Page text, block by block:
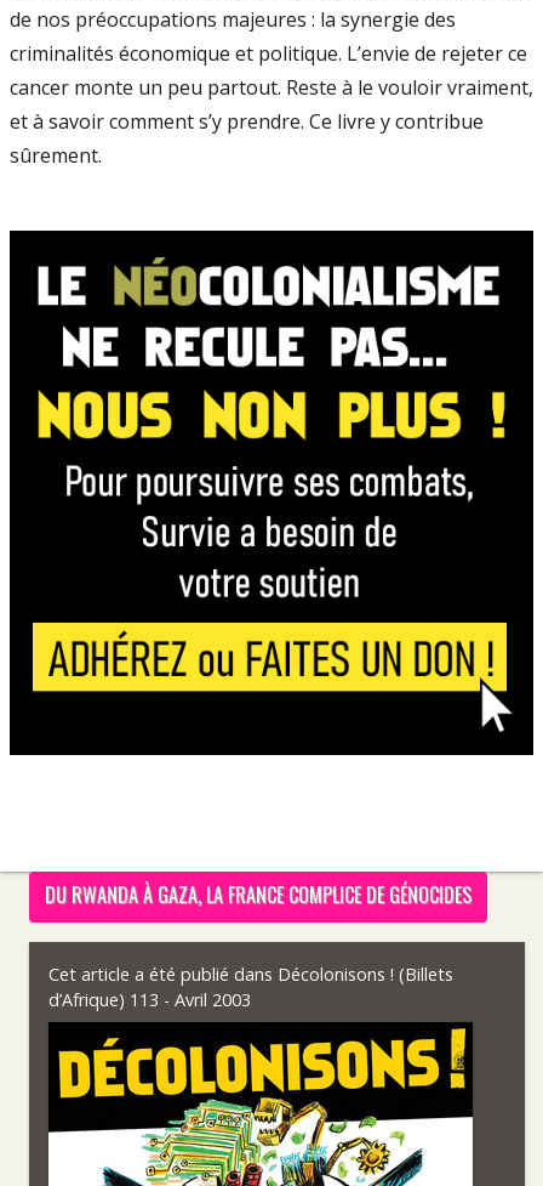
de nos préoccupations majeures : la synergie des
criminalités économique et politique. L’envie de rejeter ce
cancer monte un peu partout. Reste à le vouloir vraiment,
et à savoir comment s’y prendre. Ce livre y contribue
sûrement.
DU RWANDA À GAZA, LA FRANCE COMPLICE DE GÉNOCIDES
Cet article a été publié dans Décolonisons ! (Billets
d’Afrique) 113 - Avril 2003